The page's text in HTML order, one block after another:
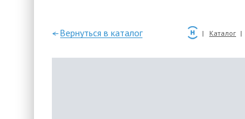
—Вернуться в каталог Каталог